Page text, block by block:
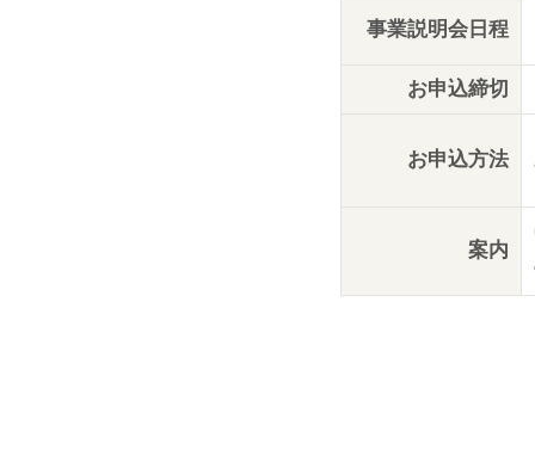
事業説明会日程
お申込締切
お申込方法
案内